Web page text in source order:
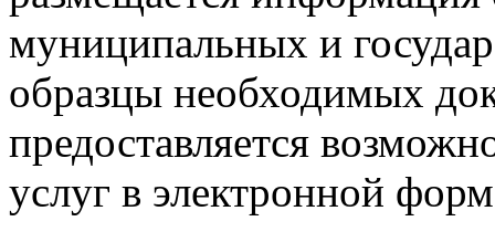
муниципальных и
образцы необходимых
предоставляется
услуг в электронной